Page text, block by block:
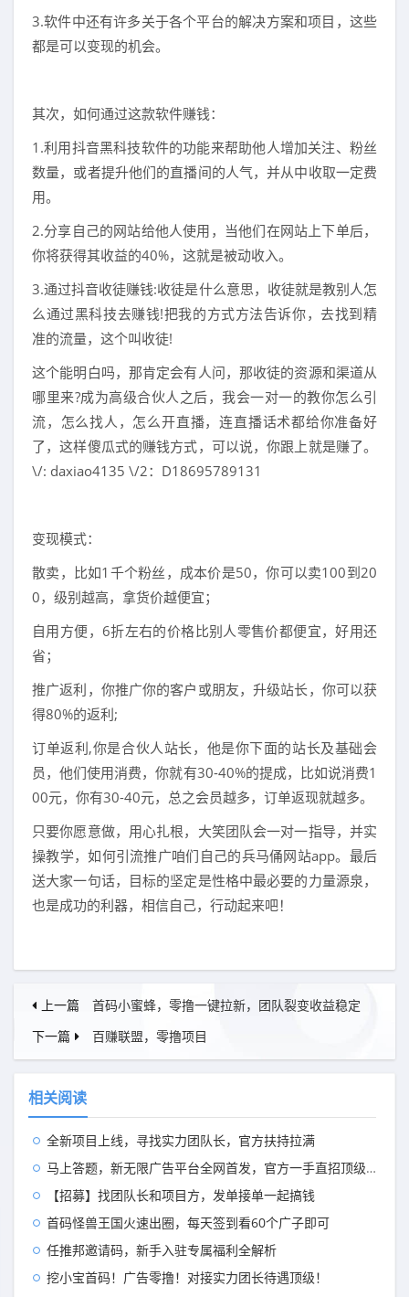
3.软件中还有许多关于各个平台的解决方案和项目，这些
都是可以变现的机会。
其次，如何通过这款软件赚钱：
1.利用抖音黑科技软件的功能来帮助他人增加关注、粉丝
数量，或者提升他们的直播间的人气，并从中收取一定费
用。
2.分享自己的网站给他人使用，当他们在网站上下单后，
你将获得其收益的40%，这就是被动收入。
3.通过抖音收徒赚钱:收徒是什么意思，收徒就是教别人怎
么通过黑科技去赚钱!把我的方式方法告诉你，去找到精
准的流量，这个叫收徒!
这个能明白吗，那肯定会有人问，那收徒的资源和渠道从
哪里来?成为高级合伙人之后，我会一对一的教你怎么引
流，怎么找人，怎么开直播，连直播话术都给你准备好
了，这样傻瓜式的赚钱方式，可以说，你跟上就是赚了。
\/: daxiao4135 \/2：D18695789131
变现模式：
散卖，比如1千个粉丝，成本价是50，你可以卖100到20
0，级别越高，拿货价越便宜；
自用方便，6折左右的价格比别人零售价都便宜，好用还
省；
推广返利，你推广你的客户或朋友，升级站长，你可以获
得80%的返利;
订单返利,你是合伙人站长，他是你下面的站长及基础会
员，他们使用消费，你就有30-40%的提成，比如说消费1
00元，你有30-40元，总之会员越多，订单返现就越多。
只要你愿意做，用心扎根，大笑团队会一对一指导，并实
操教学，如何引流推广咱们自己的兵马俑网站app。最后
送大家一句话，目标的坚定是性格中最必要的力量源泉，
也是成功的利器，相信自己，行动起来吧！
上一篇
首码小蜜蜂，零撸一键拉新，团队裂变收益稳定
下一篇
百赚联盟，零撸项目
相关阅读
全新项目上线，寻找实力团队长，官方扶持拉满
马上答题，新无限广告平台全网首发，官方一手直招顶级代理，待遇拉满
【招募】找团队长和项目方，发单接单一起搞钱
首码怪兽王国火速出圈，每天签到看60个广子即可
任推邦邀请码，新手入驻专属福利全解析
挖小宝首码！广告零撸！对接实力团长待遇顶级！